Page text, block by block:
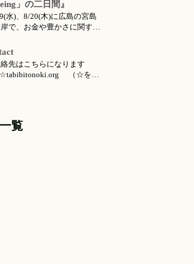
」の二日間』
水)、8/20(木)に広島の宮島
で、お金や豊かさに関する
した。 ご要望により前回六
東京で行った 『〜お金・豊
宇宙の流れ〜』 のお話の
な内容になります。（こち
先はこちらになります
（☆を@
ショップ・セッション・リト
・出張情報等 対面セッシ
覧